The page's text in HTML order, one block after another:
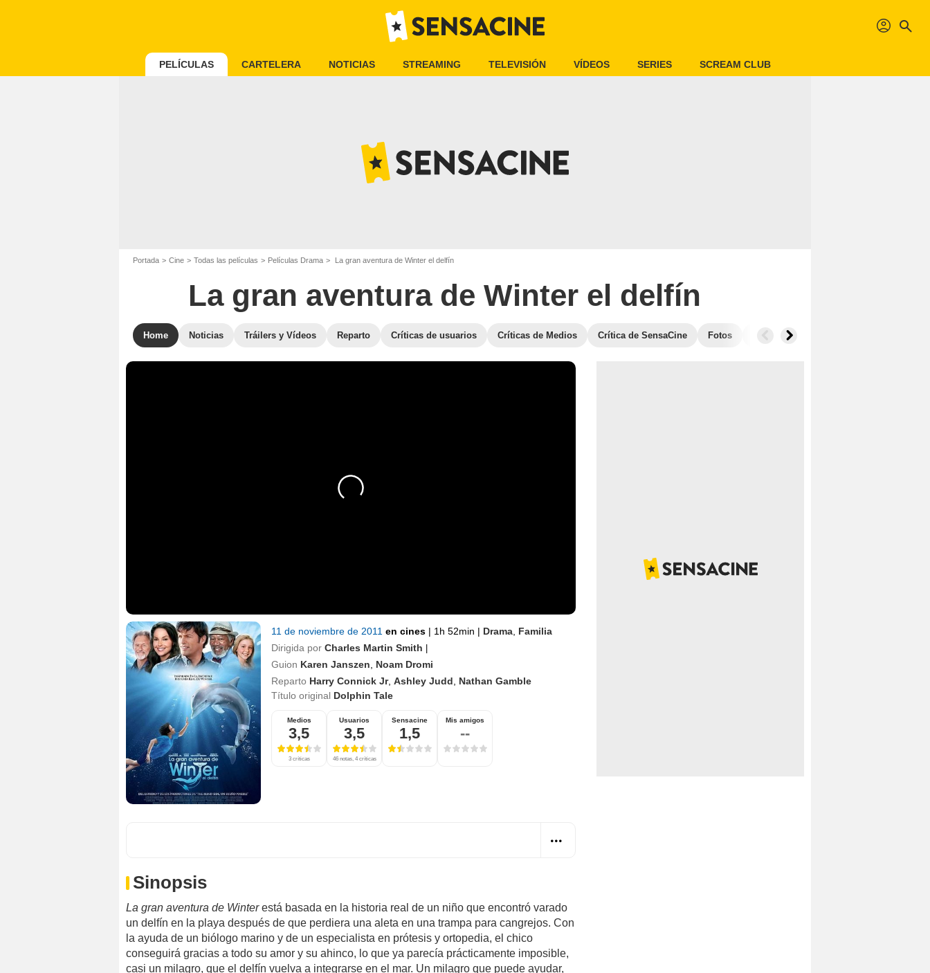
profil search
PELÍCULAS CARTELERA NOTICIAS STREAMING TELEVISIÓN VÍDEOS SERIES SCREAM CLUB
Portada Cine Todas las películas Películas Drama La gran aventura de Winter el delfín
La gran aventura de Winter el delfín
Home Noticias Tráilers y Vídeos Reparto Críticas de usuarios Críticas de Medios Crítica de SensaCine Fotos Banda sonora
11 de noviembre de 2011 en cines | 1h 52min | Drama Familia
Dirigida por Charles Martin Smith |
Guion Karen Janszen
Noam Dromi
Reparto Harry Connick Jr, Ashley Judd
Nathan Gamble
Título original Dolphin Tale
Medios
3,5
3 críticas
Usuarios
3,5
46 notas, 4 críticas
Sensacine
1,5
Mis amigos
--
Sinopsis
La gran aventura de Winterestá basada en la historia real de un niño que encontró varado
un delfín en la playa después de que perdiera una aleta en una trampa para cangrejos. Con
la ayuda de un biólogo marino y de un especialista en prótesis y ortopedia, el chico
conseguirá gracias a todo su amor y su ahinco, lo que ya parecía prácticamente imposible,
casi un milagro, que el delfín vuelva a integrarse en el mar. Un milagro que puede ayudar,